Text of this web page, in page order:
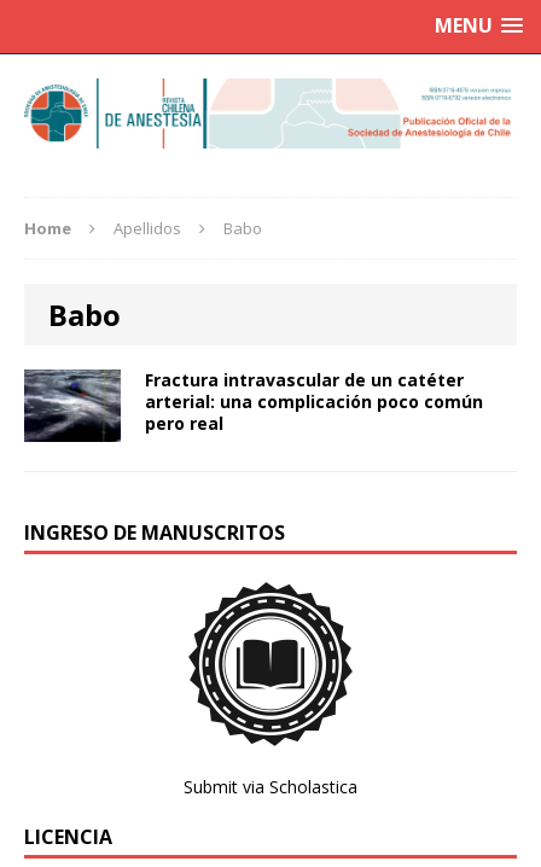
MENU
Home Apellidos Babo
Babo
Fractura intravascular de un catéter
arterial: una complicación poco común
pero real
INGRESO DE MANUSCRITOS
Submit via Scholastica
LICENCIA